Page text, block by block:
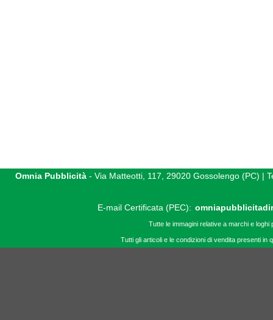
Omnia Pubblicità- Via Matteotti, 117, 29020 Gossolengo (PC) |
E-mail Certificata (PEC):
Tutte le immagini relative a marchi e
Tutti gli articoli e le condizioni di vendita presenti in